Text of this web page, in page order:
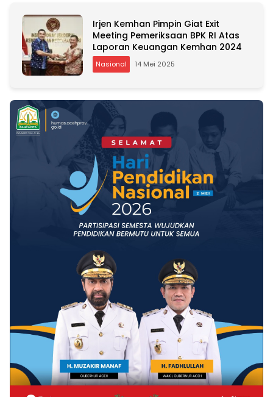
Irjen Kemhan Pimpin Giat Exit
Meeting Pemeriksaan BPK RI Atas
Laporan Keuangan Kemhan 2024
Nasional 14 Mei 2025